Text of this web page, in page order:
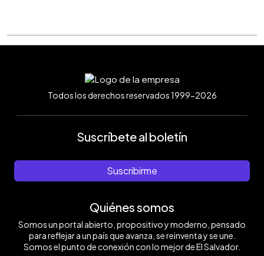
Todos los derechos reservados 1999-2026
Suscríbete al boletín
Suscribirme
Quiénes somos
Somos un portal abierto, propositivo y moderno, pensado
para reflejar a un país que avanza, se reinventa y se une.
Somos el punto de conexión con lo mejor de El Salvador.